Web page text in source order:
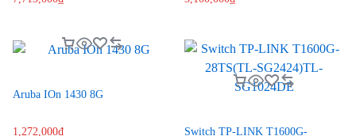
Aruba IOn 1430 8G
1,272,000₫
Switch TP-LINK T1600G-